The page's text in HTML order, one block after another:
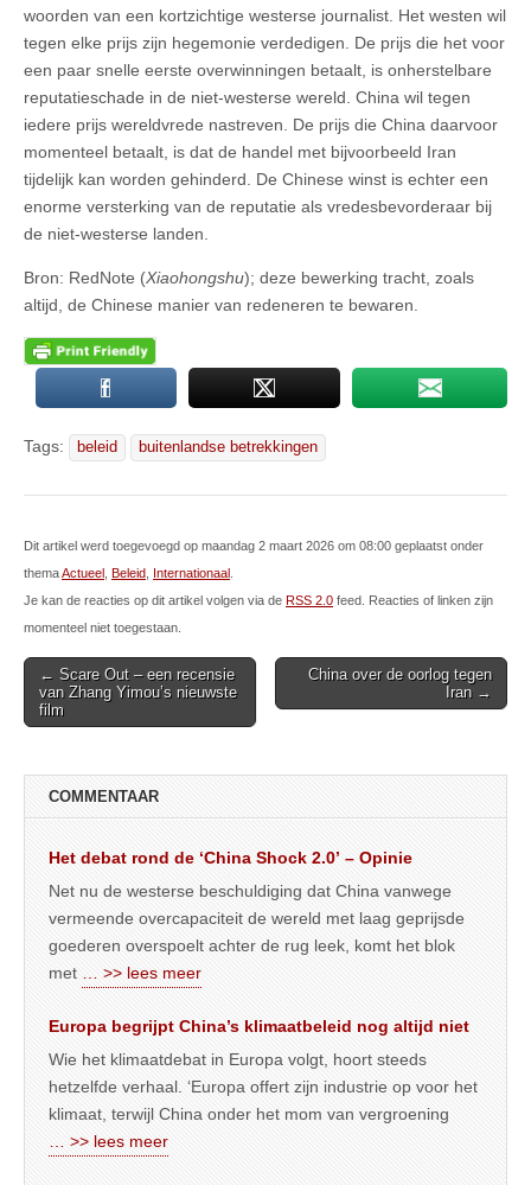
woorden van een kortzichtige westerse journalist. Het westen wil
tegen elke prijs zijn hegemonie verdedigen. De prijs die het voor
een paar snelle eerste overwinningen betaalt, is onherstelbare
reputatieschade in de niet-westerse wereld. China wil tegen
iedere prijs wereldvrede nastreven. De prijs die China daarvoor
momenteel betaalt, is dat de handel met bijvoorbeeld Iran
tijdelijk kan worden gehinderd. De Chinese winst is echter een
enorme versterking van de reputatie als vredesbevorderaar bij
de niet-westerse landen.
Bron: RedNote (Xiaohongshu); deze bewerking tracht, zoals
altijd, de Chinese manier van redeneren te bewaren.
Tags: beleid buitenlandse betrekkingen
Dit artikel werd toegevoegd op maandag 2 maart 2026 om 08:00 geplaatst onder
themaActueel Beleid Internationaal
Je kan de reacties op dit artikel volgen via de RSS 2.0 feed. Reacties of linken zijn
momenteel niet toegestaan.
Post
navigation
← Scare Out – een recensie
van Zhang Yimou’s nieuwste
film
China over de oorlog tegen
Iran →
COMMENTAAR
Het debat rond de ‘China Shock 2.0’ – Opinie
Net nu de westerse beschuldiging dat China vanwege
vermeende overcapaciteit de wereld met laag geprijsde
goederen overspoelt achter de rug leek, komt het blok
met
… >> lees meer
Europa begrijpt China’s klimaatbeleid nog altijd niet
Wie het klimaatdebat in Europa volgt, hoort steeds
hetzelfde verhaal. ‘Europa offert zijn industrie op voor het
klimaat, terwijl China onder het mom van vergroening
… >> lees meer